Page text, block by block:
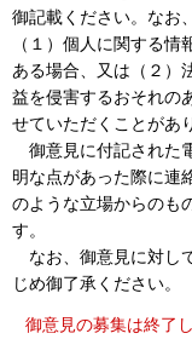
御記載ください。なお
（１）個人に関する
ある場合、又は（２）
益を侵害するおそれの
せていただくことがあ
御意見に付記された
明な点があった際に連
のような立場からのも
す。
なお、御意見に対し
じめ御了承ください。
御意見の募集は終了